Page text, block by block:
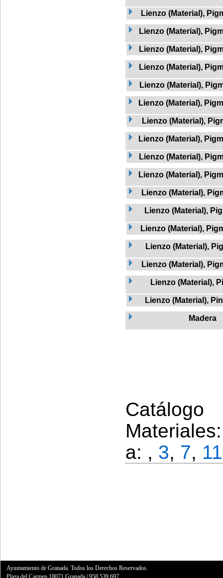
Lienzo (Material),
Lienzo (Material),
Lienzo (Material),
Lienzo (Material),
Lienzo (Material),
Lienzo (Material),
Lienzo (Material),
Lienzo (Material),
Lienzo (Material),
Lienzo (Material),
Lienzo (Material),
Lienzo (Material),
Lienzo (Material),
Lienzo (Material),
Lienzo (Material),
Lienzo (Material),
Lienzo (Material),
Madera
a: , 3, 7, 11
Ayuntamiento de Granada. Todos los Derechos Reservados.
Plaza del Carmen,18071 Granada |958 539 697